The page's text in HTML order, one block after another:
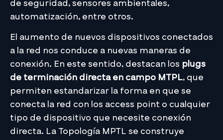
de seguridad, sensores ambientales,
automatización, entre otros.
El aumento de nuevos dispositivos conectados
a la red nos conduce a nuevas maneras de
conexión. En este sentido, destacan los plugs
de terminación directa en campo MTPL, que
permiten estandarizar la forma en que se
conecta la red con los access point o cualquier
tipo de dispositivo que necesite conexión
directa. La Topología MPTL se construye